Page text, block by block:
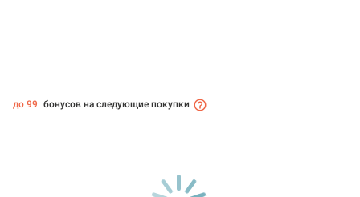
до 99 бонусов на следующие покупки